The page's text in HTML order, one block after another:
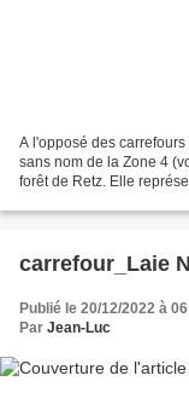
A l'opposé des
sans nom de la Zone 4
forêt de Retz. Elle
carrefour_Laie
Publié le 20/12/2022 à
Par Jean-Luc